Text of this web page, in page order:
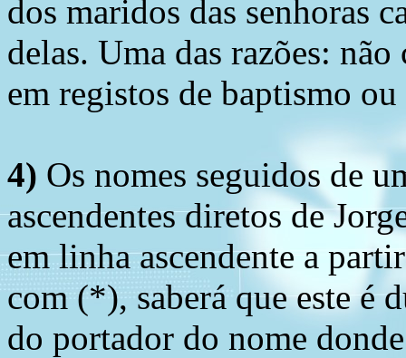
dos maridos das senhoras
delas. Uma das razões:
em registos de baptismo
4) Os nomes seguidos de
ascendentes diretos de
em linha ascendente a
com (*), saberá que este é
do portador do nome